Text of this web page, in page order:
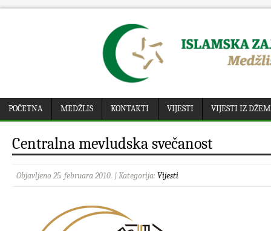
POČETNA MEDŽLIS KONTAKTI VIJESTI VIJESTI IZ
Centralna mevludska svečanost
Objavljeno 25. februara 2010. | Kategorija: Vijesti